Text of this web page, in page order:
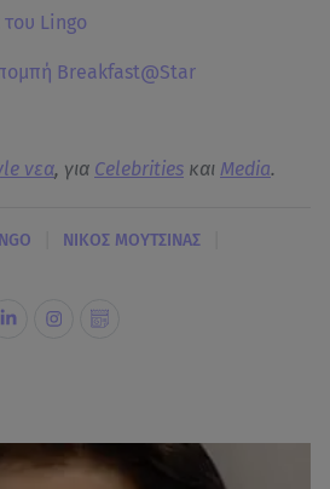
του Lingo
Breakfast@Star
νεα, για Celebrities και Media.
ΝΙΚΟΣ ΜΟΥΤΣΙΝΑΣ